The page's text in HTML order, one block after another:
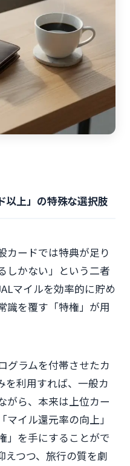
以上」の特殊な選択肢
カードでは特典が足り
しかない」という二者
マイルを効率的に貯め
識を覆す「特権」が用
グラムを付帯させたカ
を利用すれば、一般カ
がら、本来は上位カー
マイル還元率の向上」
」を手にすることがで
えつつ、旅行の質を劇